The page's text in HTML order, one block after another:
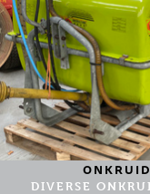
DIVERSE